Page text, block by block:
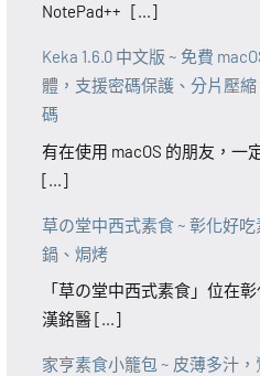
NotePad++ [...]
Keka 1.6.0 中文版 ~ 免費
體，支援密碼保護、分片壓
碼
有在使用 macOS 的朋友，一
[...]
草の堂中西式素食 ~ 彰化好吃
鍋、焗烤
「草の堂中西式素食」位在
漢銘醫 [...]
家亨素食小籠包 ~ 皮薄多汁